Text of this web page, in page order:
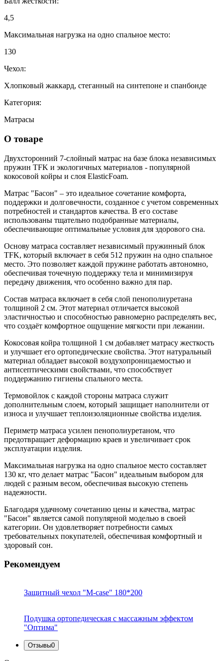
4,5
Максимальная нагрузка на одно спальное место:
130
Чехол:
Хлопковый жаккард, стеганный на синтепоне и спанбонде
Категория:
Матрасы
О товаре
Двухсторонний 7-слойный матрас на базе блока независимых
пружин TFK и экологичных материалов - популярной
кокосовой койры и слоя ElasticFoam.
Матрас "Басон" – это идеальное сочетание комфорта,
поддержки и долговечности, созданное с учетом современных
потребностей и стандартов качества. В его составе
использованы тщательно подобранные материалы,
обеспечивающие оптимальные условия для здорового сна.
Основу матраса составляет независимый пружинный блок
TFK, который включает в себя 512 пружин на одно спальное
место. Это позволяет каждой пружине работать автономно,
обеспечивая точечную поддержку тела и минимизируя
передачу движения, что особенно важно для пар.
Состав матраса включает в себя слой пенополиуретана
толщиной 2 см. Этот материал отличается высокой
эластичностью и способностью равномерно распределять вес,
что создаёт комфортное ощущение мягкости при лежании.
Кокосовая койра толщиной 1 см добавляет матрасу жесткость
и улучшает его ортопедические свойства. Этот натуральный
материал обладает высокой воздухопроницаемостью и
антисептическими свойствами, что способствует
поддержанию гигиены спального места.
Термовойлок с каждой стороны матраса служит
дополнительным слоем, который защищает наполнители от
износа и улучшает теплоизоляционные свойства изделия.
Периметр матраса усилен пенополиуретаном, что
предотвращает деформацию краев и увеличивает срок
эксплуатации изделия.
Максимальная нагрузка на одно спальное место составляет
130 кг, что делает матрас "Басон" идеальным выбором для
людей с разным весом, обеспечивая высокую степень
надежности.
Благодаря удачному сочетанию цены и качества, матрас
"Басон" является самой популярной моделью в своей
категории. Он удовлетворяет потребности самых
требовательных покупателей, обеспечивая комфортный и
здоровый сон.
Рекомендуем
Защитный чехол "M-case" 180*200
Подушка ортопедическая с массажным эффектом
"Оптима"
Отзывы0